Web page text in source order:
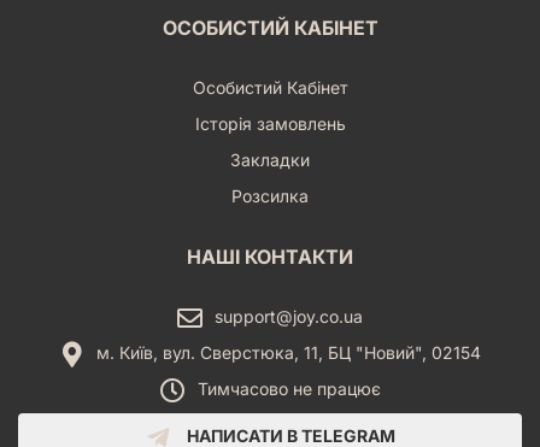
ОСОБИСТИЙ КАБІНЕТ
Особистий Кабінет
Історія замовлень
Закладки
Розсилка
НАШІ КОНТАКТИ
support@joy.co.ua
м. Київ, вул. Сверстюка, 11, БЦ "Новий", 02154
Тимчасово не працює
НАПИСАТИ В TELEGRAM